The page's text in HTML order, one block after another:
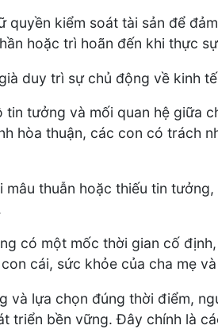
quyền kiểm soát tài sản để
hoặc trì hoãn đến khi thực
duy trì sự chủ động về kinh
tin tưởng và mối quan hệ giữa
hòa thuận, các con có trách
mâu thuẫn hoặc thiếu tin
có một mốc thời gian cố
cái, sức khỏe của cha mẹ
và lựa chọn đúng thời điểm,
triển bền vững. Đây chính là